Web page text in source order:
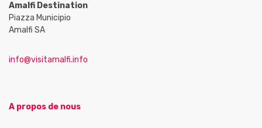
Amalfi Destination
Piazza Municipio
Amalfi SA
info@visitamalfi.info
A propos de nous